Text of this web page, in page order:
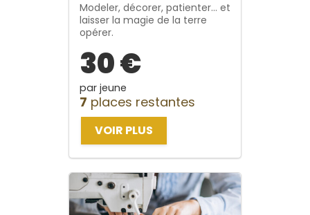
Modeler, décorer, patienter… et
laisser la magie de la terre
opérer.
30 €
par jeune
7 places restantes
VOIR PLUS